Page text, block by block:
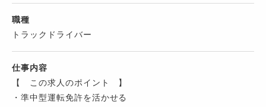
職種
トラックドライバー
仕事内容
【 この求人のポイント 】
・準中型運転免許を活かせる